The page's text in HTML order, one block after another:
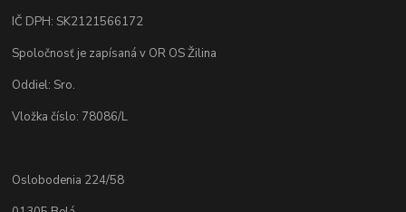
IČ DPH: SK2121566172
Spoločnosť je zapísaná v OR OS Žilina
Oddiel: Sro.
Vložka číslo: 78086/L
Oslobodenia 224/58